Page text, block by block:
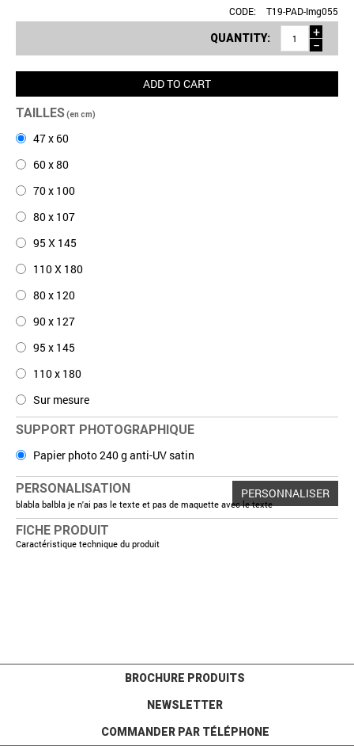
CODE: T19-PAD-Img055
QUANTITY:
+
−
ADD TO CART
TAILLES(en cm)
47 x 60
60 x 80
70 x 100
80 x 107
95 X 145
110 X 180
80 x 120
90 x 127
95 x 145
110 x 180
Sur mesure
SUPPORT PHOTOGRAPHIQUE
Papier photo 240 g anti-UV satin
PERSONALISATION PERSONNALISER
blabla balbla je n'ai pas le texte et pas de maquette avec le texte
FICHE PRODUIT
Caractéristique technique du produit
BROCHURE PRODUITS
NEWSLETTER
COMMANDER PAR TÉLÉPHONE